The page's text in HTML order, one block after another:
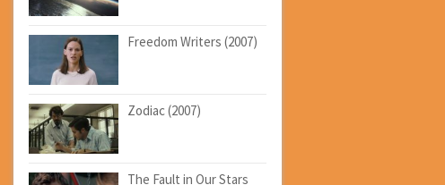
Freedom Writers (2007)
Zodiac (2007)
The Fault in Our Stars